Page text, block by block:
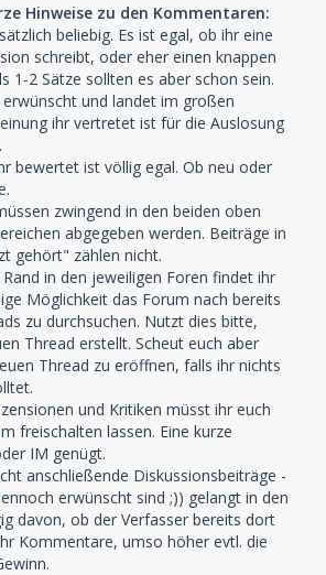
Hinweise zu den Kommentaren:
beliebig. Es ist egal, ob ihr eine
schreibt, oder eher einen knappen
1-2 Sätze sollten es aber schon sein.
und landet im großen
ihr vertretet ist für die Auslosung
bewertet ist völlig egal. Ob neu oder
zwingend in den beiden oben
abgegeben werden. Beiträge in
gehört" zählen nicht.
in den jeweiligen Foren findet ihr
Möglichkeit das Forum nach bereits
zu durchsuchen. Nutzt dies bitte,
Thread erstellt. Scheut euch aber
Thread zu eröffnen, falls ihr nichts
und Kritiken müsst ihr euch
freischalten lassen. Eine kurze
IM genügt.
anschließende Diskussionsbeiträge -
erwünscht sind ;)) gelangt in den
davon, ob der Verfasser bereits dort
Kommentare, umso höher evtl. die